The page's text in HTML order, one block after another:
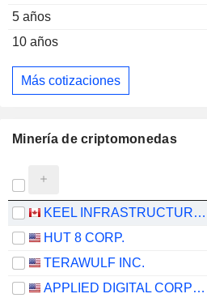
5 años
10 años
Más cotizaciones
Minería de criptomonedas
KEEL INFRASTRUCTURE CORP.
HUT 8 CORP.
TERAWULF INC.
APPLIED DIGITAL CORPORATION